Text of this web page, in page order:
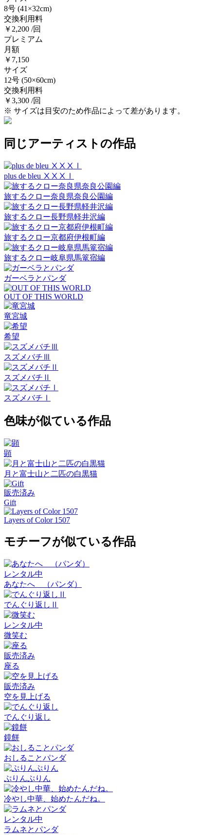
8号 (41×32cm)
交換利用料
￥2,200 /回
プレミアム
月額
￥7,150
サイズ
12号 (50×60cm)
交換利用料
￥3,300 /回
※ サイズは目安のため作品によって差があります。
同じアーティストの作品
plus de bleu ⅩⅩⅩⅠ
旅するクロー奈良県奈良公園編
旅するクロー長野県軽井沢編
旅するクロー京都府伊根町編
旅するクロー岐阜県馬篭宿編
ガーベラとパンダ
OUT OF THIS WORLD
竜宮城
希望
スズメバチⅢ
スズメバチⅡ
スズメバチⅠ
色味が似ている作品
顕
月と富士山と二匹の白黒猫
販売済み
Gift
Layers of Color 1507
モチーフが似ている作品
レンタル中
あなたへ （パンダ）
でんぐり返しⅡ
レンタル中
微笑む
販売済み
座る
販売済み
空を見上げる
でんぐり返し
鏡餅
おしることパンダ
ぷりんぷりん
冷やし中華、始めたんだね。
レンタル中
ラムネとパンダ